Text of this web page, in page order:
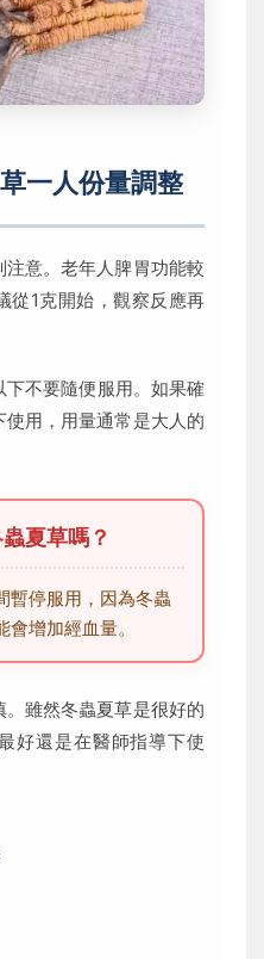
一人份量調整
意。老年人脾胃功能較
從1克開始，觀察反應再
不要隨便服用。如果確
用，用量通常是大人的
夏草嗎？
暫停服用，因為冬蟲
增加經血量。
雖然冬蟲夏草是很好的
好還是在醫師指導下使